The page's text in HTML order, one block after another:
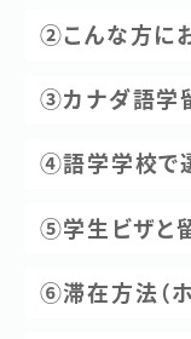
②こんな方に
③カナダ語学
④語学学校で
⑤学生ビザと
⑥滞在方法（